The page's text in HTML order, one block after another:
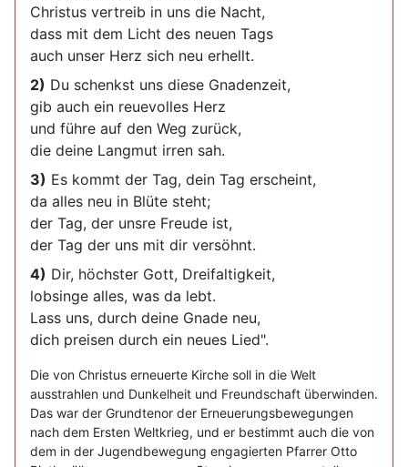
Christus vertreib in uns die Nacht,
dass mit dem Licht des neuen Tags
auch unser Herz sich neu erhellt.
2) Du schenkst uns diese Gnadenzeit,
gib auch ein reuevolles Herz
und führe auf den Weg zurück,
die deine Langmut irren sah.
3) Es kommt der Tag, dein Tag erscheint,
da alles neu in Blüte steht;
der Tag, der unsre Freude ist,
der Tag der uns mit dir versöhnt.
4) Dir, höchster Gott, Dreifaltigkeit,
lobsinge alles, was da lebt.
Lass uns, durch deine Gnade neu,
dich preisen durch ein neues Lied".
Die von Christus erneuerte Kirche soll in die Welt
ausstrahlen und Dunkelheit und Freundschaft überwinden.
Das war der Grundtenor der Erneuerungsbewegungen
nach dem Ersten Weltkrieg, und er bestimmt auch die von
dem in der Jugendbewegung engagierten Pfarrer Otto